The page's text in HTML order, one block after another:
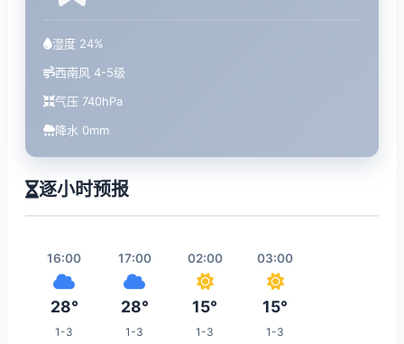
湿度 24%
西南风 4-5级
气压 740hPa
降水 0mm
逐小时预报
16:00
28°
1-3
17:00
28°
1-3
02:00
15°
1-3
03:00
15°
1-3